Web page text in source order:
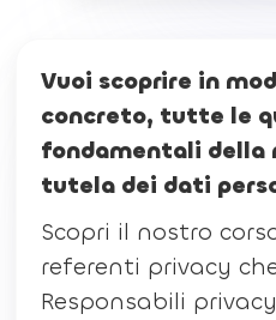
Vuoi scoprire in
concreto, tutte le
fondamentali della
tutela dei dati
Scopri il nostro
referenti privacy
Responsabili